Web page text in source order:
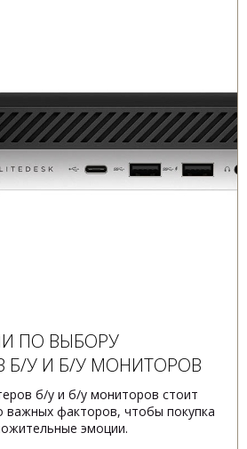
ПО ВЫБОРУ
Б/У И Б/У МОНИТОРОВ
б/у и б/у мониторов стоит
важных факторов, чтобы покупка
эмоции.